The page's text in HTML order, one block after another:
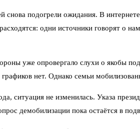
снова подогрели ожидания. В
одни источники говорят о
уже опровергало слухи о якобы
нет. Однако семьи
ситуация не изменилась. Указа
демобилизации пока остаётся в